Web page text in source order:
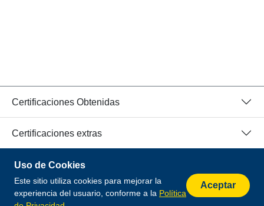
Certificaciones Obtenidas
Certificaciones extras
© 2026 Todos los Derechos Reservados.
Desarrollado por
Uso de Cookies
Este sitio utiliza cookies para mejorar la
experiencia del usuario, conforme a la Política
Aceptar